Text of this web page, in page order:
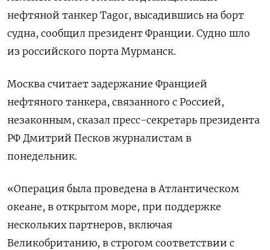
нефтяной танкер Tagor, ‌высадившись на борт
судна, сообщил президент Франции. Судно шло
из российского порта Мурманск.
Москва считает задержание Францией
нефтяного танкера, связанного с Россией,
незаконным, ​сказал пресс-секретарь президента
РФ Дмитрий ​Песков журналистам ​в
понедельник.
«Операция ⁠была проведена в Атлантическом
океане, в ‌открытом море, при поддержке
нескольких партнеров, ‌включая
Великобританию, в строгом соответствии с